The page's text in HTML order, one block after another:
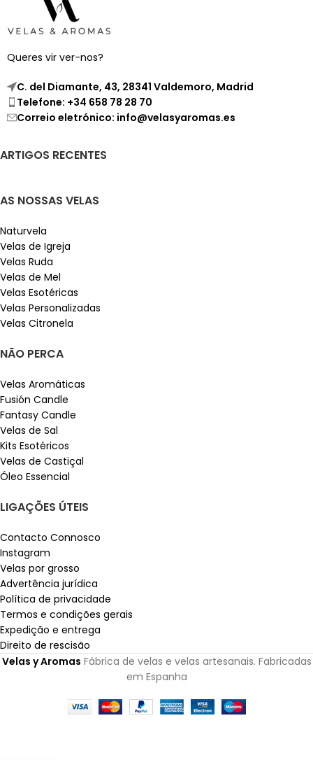
sentimentos de mistério e
elegância, tornando-as
perfeitas para qualquer
Queres vir ver-nos?
C. del Diamante, 43, 28341 Valdemoro, Madrid
Telefone: +34 658 78 28 70
Correio eletrónico: info@velasyaromas.es
ARTIGOS RECENTES
AS NOSSAS VELAS
Naturvela
Velas de Igreja
Velas Ruda
Velas de Mel
Velas Esotéricas
Velas Personalizadas
Velas Citronela
NÃO PERCA
Velas Aromáticas
Fusión Candle
Fantasy Candle
Velas de Sal
Kits Esotéricos
Velas de Castiçal
Óleo Essencial
LIGAÇÕES ÚTEIS
Contacto Connosco
Instagram
Velas por grosso
Advertência jurídica
Política de privacidade
Termos e condições gerais
Expedição e entrega
Direito de rescisão
Velas y Aromas Fábrica de velas e velas artesanais. Fabricadas
em Espanha